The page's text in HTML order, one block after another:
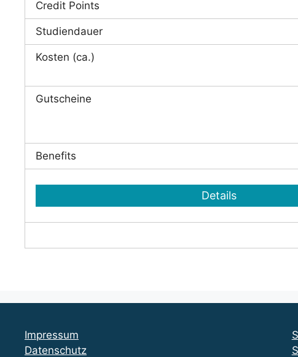
Credit Points
Studiendauer
Kosten (ca.)
Gutscheine
Benefits
Details
Impressum
Datenschutz